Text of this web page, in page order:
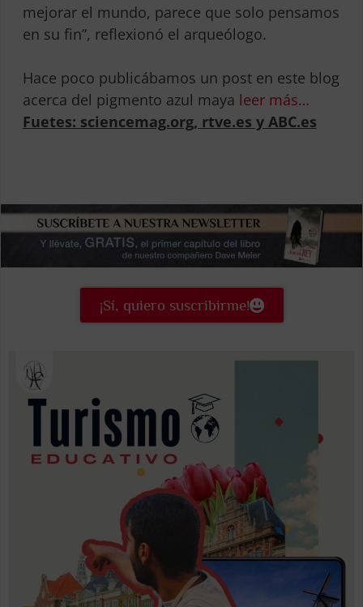
mejorar el mundo, parece que solo pensamos
en su fin”, reflexionó el arqueólogo.
Hace poco publicábamos un post en este blog
acerca del pigmento azul maya leer más…
Fuetes: sciencemag.org, rtve.es y ABC.es
¡Sí, quiero suscribirme!